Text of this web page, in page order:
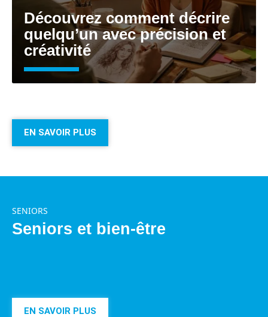
Découvrez comment décrire
quelqu’un avec précision et
créativité
EN SAVOIR PLUS
SENIORS
Seniors et bien-être
EN SAVOIR PLUS